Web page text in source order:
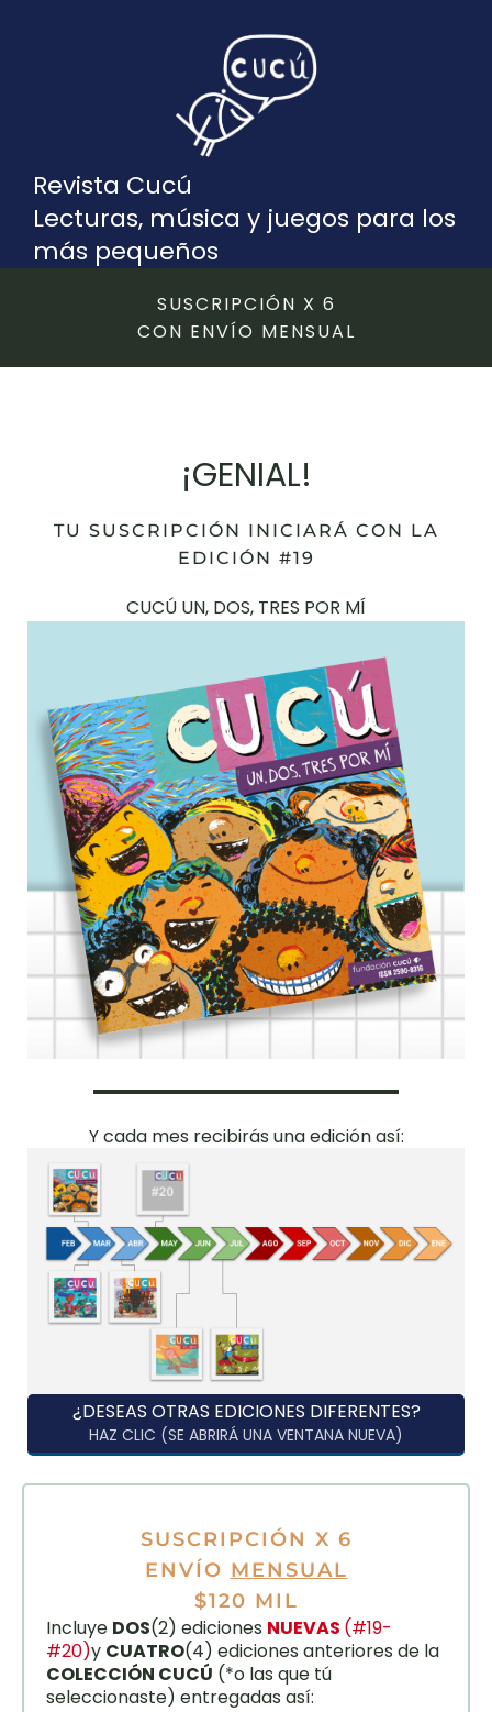
Revista Cucú
Lecturas, música y juegos para los
más pequeños
SUSCRIPCIÓN X 6
CON ENVÍO MENSUAL
¡GENIAL!
TU SUSCRIPCIÓN INICIARÁ CON LA
EDICIÓN #19
CUCÚ UN, DOS, TRES POR MÍ
Y cada mes recibirás una edición así:
¿DESEAS OTRAS EDICIONES DIFERENTES?
HAZ CLIC (SE ABRIRÁ UNA VENTANA NUEVA)
SUSCRIPCIÓN X 6
ENVÍO MENSUAL
$120 MIL
Incluye DOS(2) ediciones NUEVAS (#19-
#20)y CUATRO(4) ediciones anteriores de la
COLECCIÓN CUCÚ (*o las que tú
seleccionaste) entregadas así: